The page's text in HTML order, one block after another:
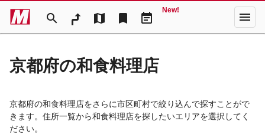
search map bookmark event_note
New! menu
京都府の和食料理店
京都府の和食料理店をさらに市区町村で絞り込んで探すことがで
きます。住所一覧から和食料理店を探したいエリアを選択してく
ださい。